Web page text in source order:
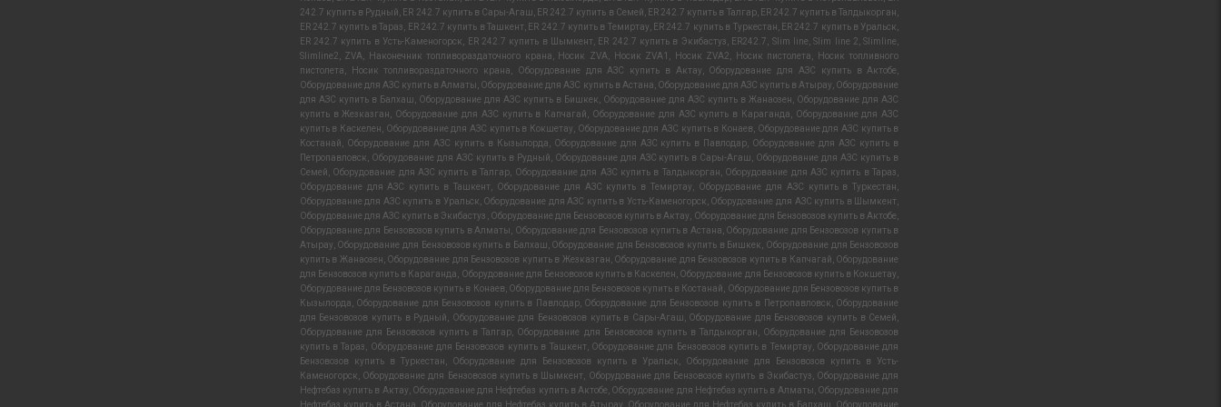
242.7 купить в Рудный
ER 242.7 купить в Сары-Агаш ER 242.7 купить в Семей ER 242.7 купить в Талгар, ER 242.7 купить в Талдыкорган
ER 242.7 купить в Тараз
ER 242.7 купить в Ташкент ER 242.7 купить в Темиртау ER 242.7 купить в Туркестан ER 242.7 купить в Уральск
ER 242.7 купить в Усть-Каменогорск
ER 242.7 купить в Шымкент ER 242.7 купить в Экибастуз ER242.7 Slim line ,Slim line 2 ,Slimline
Slimline2
ZVA Наконечник топливораздаточного крана Носик ZVA Носик ZVA1 Носик ZVA2 Носик пистолета
Носик топливного
пистолета
Носик топливораздаточного крана Оборудование для АЗС купить в Актау Оборудование для АЗС купить в Актобе
Оборудование для АЗС купить в Алматы Оборудование для АЗС купить в Астана Оборудование для АЗС купить в Атырау Оборудование
для АЗС купить в Балхаш
Оборудование для АЗС купить в Бишкек Оборудование для АЗС купить в Жанаозен
Оборудование для АЗС
купить в Жезказган
Оборудование для АЗС купить в Капчагай Оборудование для АЗС купить в Караганда
Оборудование для АЗС
купить в Каскелен
Оборудование для АЗС купить в Кокшетау Оборудование для АЗС купить в Конаев
Оборудование для АЗС купить в
Костанай
Оборудование для АЗС купить в Кызылорда Оборудование для АЗС купить в Павлодар
Оборудование для АЗС купить в
Петропавловск
Оборудование для АЗС купить в Рудный Оборудование для АЗС купить в Сары-Агаш
Оборудование для АЗС купить в
Семей
Оборудование для АЗС купить в Талгар Оборудование для АЗС купить в Талдыкорган Оборудование для АЗС купить в Тараз
Оборудование для АЗС купить в Ташкент
Оборудование для АЗС купить в Темиртау Оборудование для АЗС купить в Туркестан
Оборудование для АЗС купить в Уральск Оборудование для АЗС купить в Усть-Каменогорск Оборудование для АЗС купить в Шымкент
Оборудование для АЗС купить в Экибастуз
Оборудование для Бензовозов купить в Актау Оборудование для Бензовозов купить в Актобе
Оборудование для Бензовозов купить в Алматы
Оборудование для Бензовозов купить в Астана Оборудование для Бензовозов купить в
Атырау Оборудование для Бензовозов купить в Балхаш Оборудование для Бензовозов купить в Бишкек
Оборудование для Бензовозов
купить в Жанаозен Оборудование для Бензовозов купить в Жезказган Оборудование для Бензовозов купить в Капчагай Оборудование
для Бензовозов купить в Караганда
Оборудование для Бензовозов купить в Каскелен Оборудование для Бензовозов купить в Кокшетау
Оборудование для Бензовозов купить в Конаев Оборудование для Бензовозов купить в Костанай
Оборудование для Бензовозов купить в
Кызылорда
Оборудование для Бензовозов купить в Павлодар, Оборудование для Бензовозов купить в Петропавловск
Оборудование
для Бензовозов купить в Рудный
Оборудование для Бензовозов купить в Сары-Агаш Оборудование для Бензовозов купить в Семей
Оборудование для Бензовозов купить в Талгар
Оборудование для Бензовозов купить в Талдыкорган
Оборудование для Бензовозов
купить в Тараз
Оборудование для Бензовозов купить в Ташкент Оборудование для Бензовозов купить в Темиртау
Оборудование для
Бензовозов купить в Туркестан
Оборудование для Бензовозов купить в Уральск
Оборудование для Бензовозов купить в Усть-
Каменогорск
Оборудование для Бензовозов купить в Шымкент Оборудование для Бензовозов купить в Экибастуз
Оборудование для
Нефтебаз купить в Актау Оборудование для Нефтебаз купить в Актобе Оборудование для Нефтебаз купить в Алматы Оборудование для
Нефтебаз купить в Астана
Оборудование для Нефтебаз купить в Атырау Оборудование для Нефтебаз купить в Балхаш Оборудование